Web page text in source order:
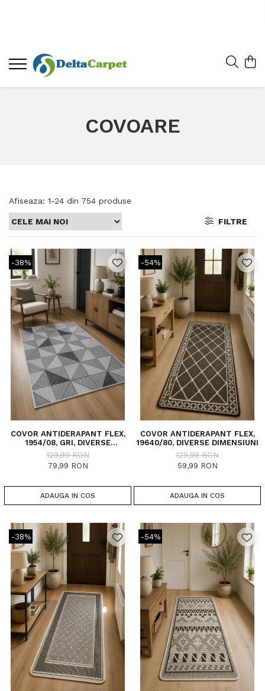
COVOARE
Afiseaza: 1-24 din 754 produse
FILTRE
-38%
COVOR ANTIDERAPANT FLEX,
1954/08, GRI, DIVERSE
DIMENSIUNI
129,99 RON
79,99 RON
ADAUGA IN COS
-54%
COVOR ANTIDERAPANT FLEX,
19640/80, DIVERSE DIMENSIUNI
129,99 RON
59,99 RON
ADAUGA IN COS
-38% -54%